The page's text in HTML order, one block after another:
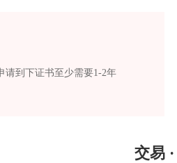
请到下证书至少需要1-2年
交易 ·